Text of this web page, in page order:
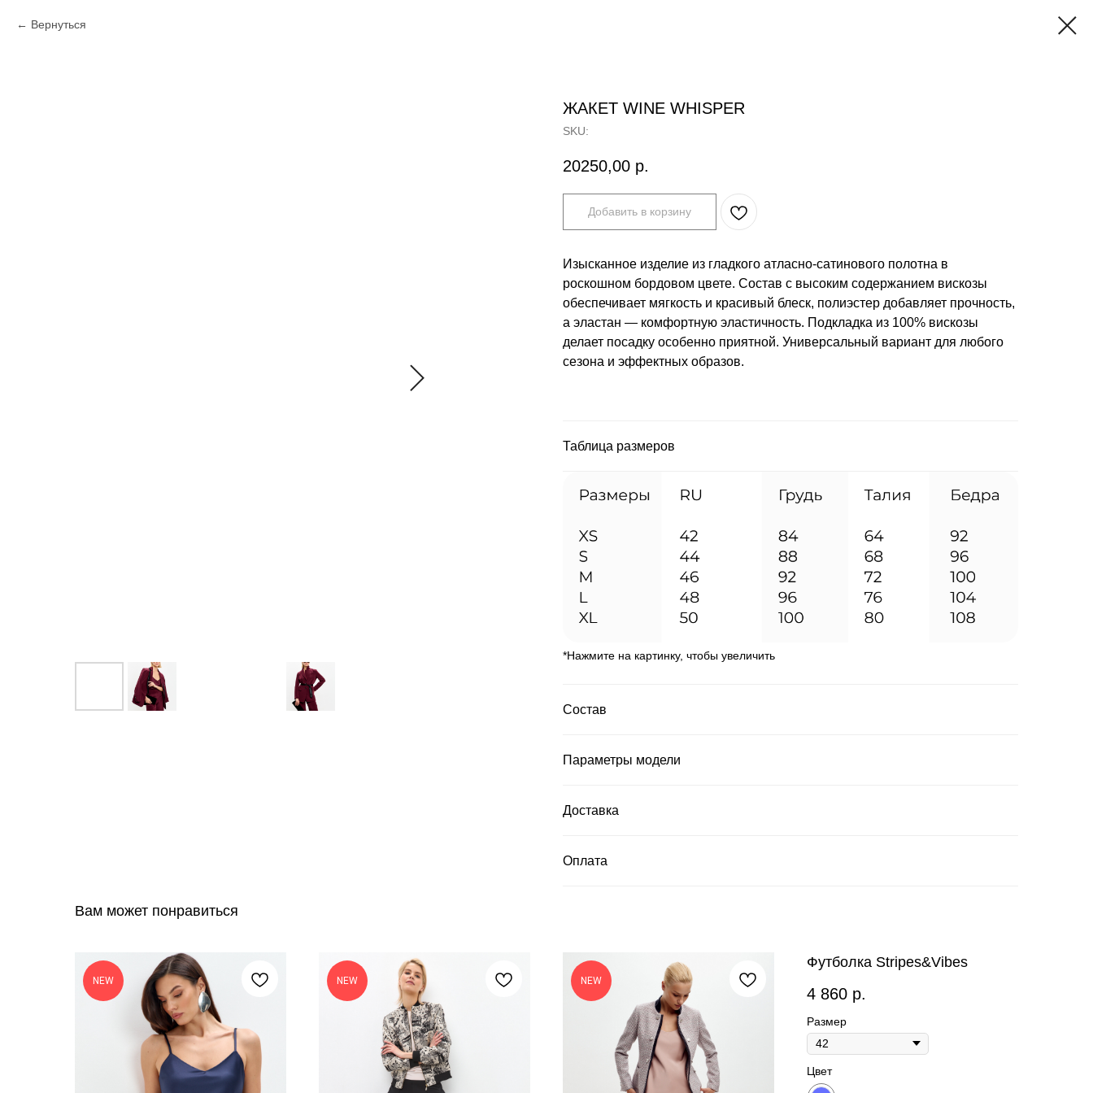
Вернуться
ЖАКЕТ WINE WHISPER
SKU:
20250,00 р.
Добавить в корзину
Изысканное изделие из гладкого атласно-сатинового полотна в
роскошном бордовом цвете. Состав с высоким содержанием вискозы
обеспечивает мягкость и красивый блеск, полиэстер добавляет прочность,
а эластан — комфортную эластичность. Подкладка из 100% вискозы
делает посадку особенно приятной. Универсальный вариант для любого
сезона и эффектных образов.
Таблица размеров
*Нажмите на картинку, чтобы увеличить
Состав
Параметры модели
Доставка
Оплата
Вам может понравиться
NEW NEW NEW
Футболка Stripes&Vibes
4 860 р.
Размер
Цвет